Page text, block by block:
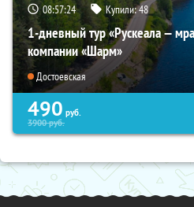
08:57:22 Купили:48
1-дневный тур «Рускеала —
компании «Шарм»
Достоевская
490 руб.
3900руб.